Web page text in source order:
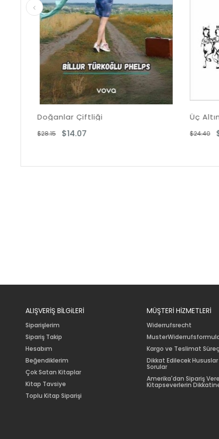
Doğanlar Çiftliği
$14.07
Üç Altın Üç
$12.20
ALIŞVERİŞ BİLGiLERİ
Siparişlerim
Sipariş Takip
Hesabım
Beğendiklerim
Çok Satan Kitaplar
Kitap Tavsiye
Toplu Kitap Siparişi
MÜŞTERİ HİZMETLERİ
Widerrufsrecht
Kargo ve Teslimat
Dikkat Edilecek Hususlar
Sorular
Amerika'dan Sipariş
Kitapseverlerin